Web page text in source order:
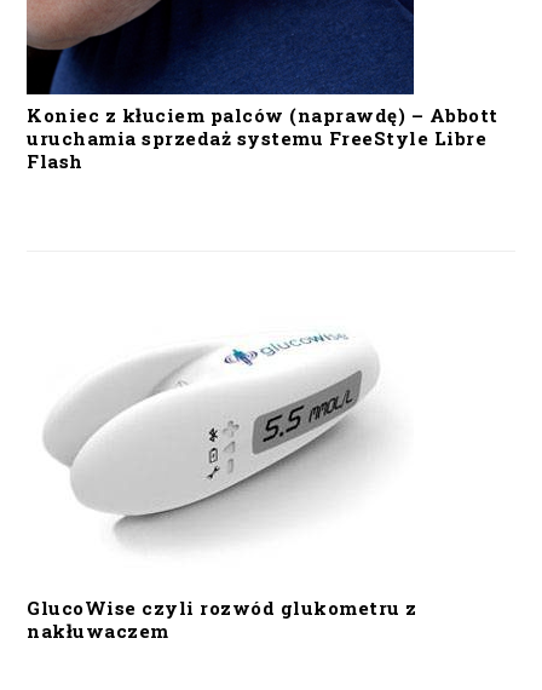
Koniec z kłuciem palców (naprawdę) – Abbott
uruchamia sprzedaż systemu FreeStyle Libre
Flash
GlucoWise czyli rozwód glukometru z
nakłuwaczem